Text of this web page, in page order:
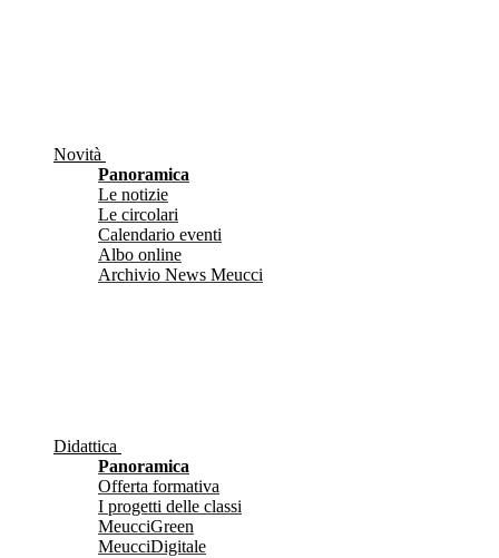
Novità
Panoramica
Le notizie
Le circolari
Calendario eventi
Albo online
Archivio News Meucci
Didattica
Panoramica
Offerta formativa
I progetti delle classi
MeucciGreen
MeucciDigitale